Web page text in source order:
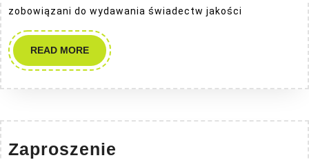
zobowiązani do wydawania świadectw jakości
READ MOREREAD
MORE
Zaproszenie